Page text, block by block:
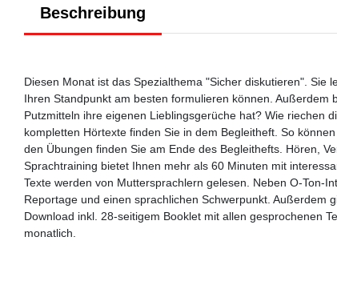
Beschreibung
Diesen Monat ist das Spezialthema "Sicher diskutieren". Sie
Ihren Standpunkt am besten formulieren können.
Putzmitteln ihre eigenen Lieblingsgerüche hat? Wie riechen
kompletten Hörtexte finden Sie in dem Begleitheft. So
den Übungen finden Sie am Ende des Begleithefts. Hören,
Sprachtraining bietet Ihnen mehr als 60 Minuten mit
Texte werden von Muttersprachlern gelesen. Neben O-Ton-
Reportage und einen sprachlichen Schwerpunkt. Außerdem
Download inkl. 28-seitigem Booklet mit allen gesprochenen
monatlich.